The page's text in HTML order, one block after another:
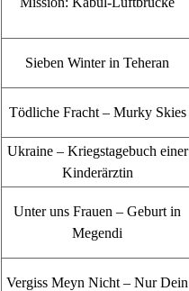
Sieben Winter in Teheran
Tödliche Fracht – Murky Skies
Ukraine – Kriegstagebuch einer
Kinderärztin
Unter uns Frauen – Geburt in
Megendi
Vergiss Meyn Nicht – Nur Dein